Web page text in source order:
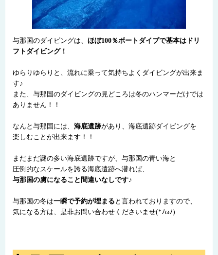
与那国のダイビングは、ほぼ100％ボートダイブで基本はドリ
フトダイビング！
ゆらりゆらりと、流れに乗って気持ちよくダイビングが出来ま
す♪
また、与那国のダイビングの見どころは冬のハンマーだけでは
ありません！！
なんと与那国には、海底遺跡があり、海底遺跡ダイビングを
楽しむことが出来ます！！
まだまだ謎の多い海底遺跡ですが、与那国の青い海と
圧倒的なスケールを誇る海底遺跡へ潜れば、
与那国の虜になること間違いなしです♪
与那国の冬は一瞬で予約が埋まる と言われておりますので、
気になる方は、是非お問い合わせくださいませ(*ﾉωﾉ)